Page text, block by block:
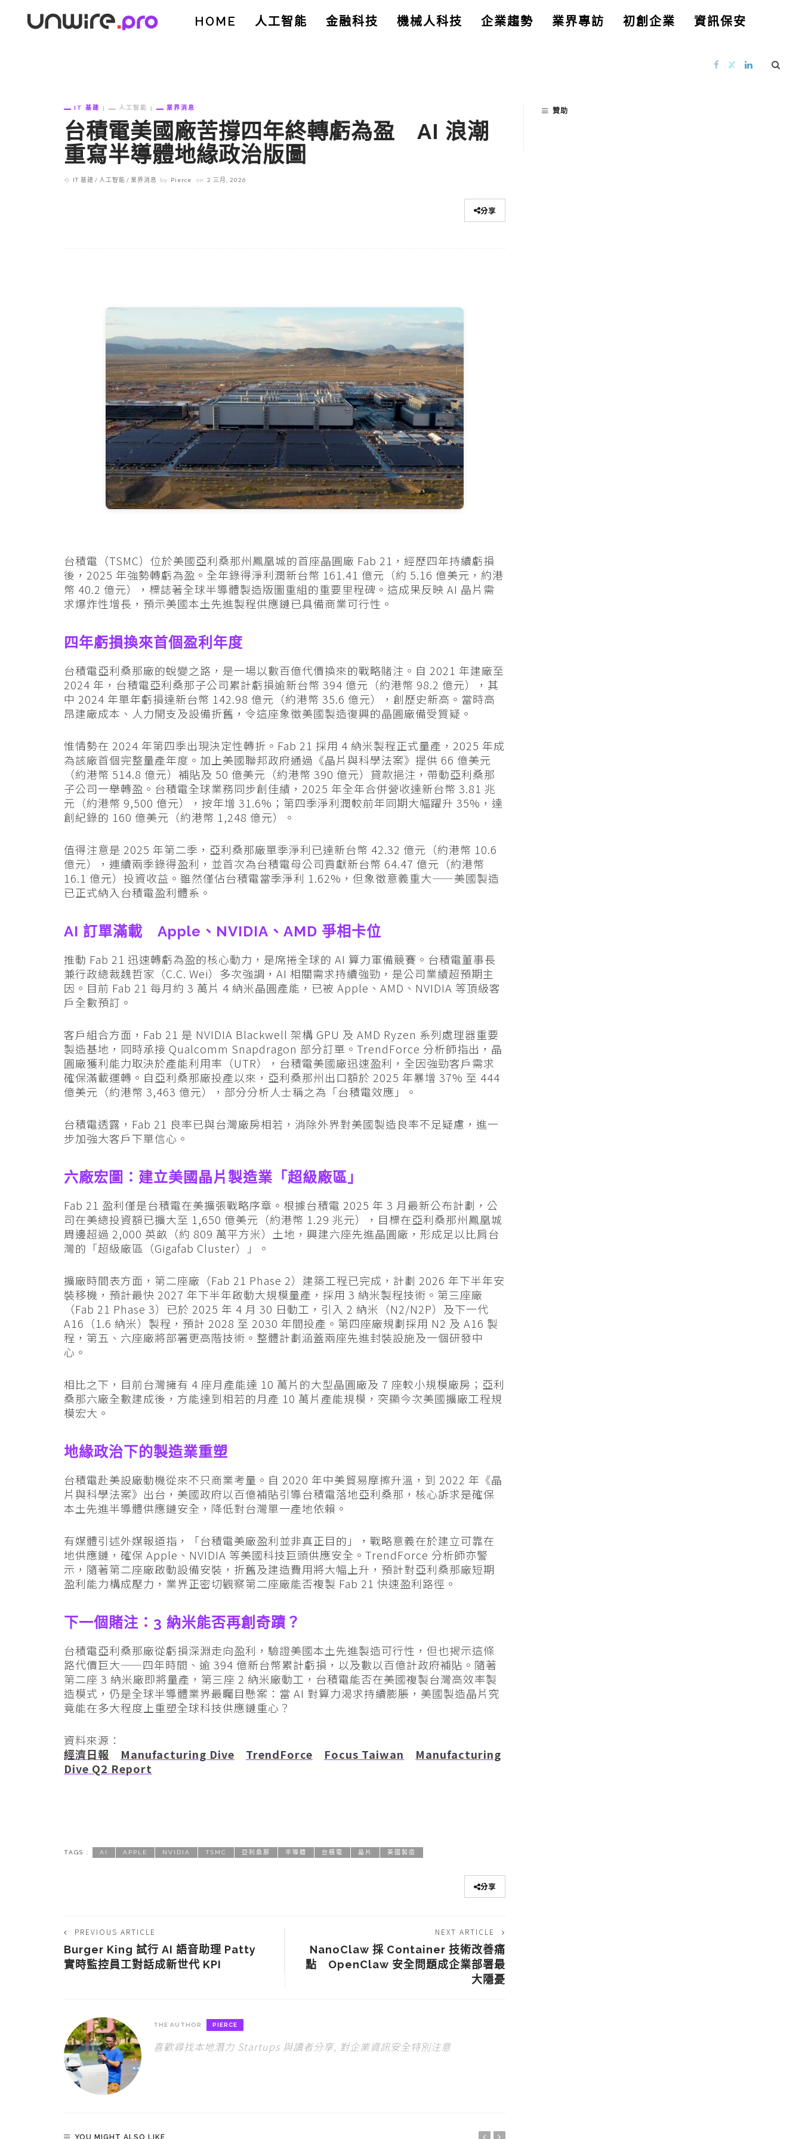
HOME 人工智能 金融科技 機械人科技 企業趨勢 業界專訪 初創企業 資訊保安
IT 基建 人工智能 業界消息
台積電美國廠苦撐四年終轉虧為盈 AI 浪潮
重寫半導體地緣政治版圖
IT 基建 人工智能 業界消息 by Pierce on 2 三月, 2026
分享
台積電（TSMC）位於美國亞利桑那州鳳凰城的首座晶圓廠 Fab 21，經歷四年持續虧損
後，2025 年強勢轉虧為盈。全年錄得淨利潤新台幣 161.41 億元（約 5.16 億美元，約港
幣 40.2 億元），標誌著全球半導體製造版圖重組的重要里程碑。這成果反映 AI 晶片需
求爆炸性增長，預示美國本土先進製程供應鏈已具備商業可行性。
四年虧損換來首個盈利年度
台積電亞利桑那廠的蛻變之路，是一場以數百億代價換來的戰略賭注。自 2021 年建廠至
2024 年，台積電亞利桑那子公司累計虧損逾新台幣 394 億元（約港幣 98.2 億元），其
中 2024 年單年虧損達新台幣 142.98 億元（約港幣 35.6 億元），創歷史新高。當時高
昂建廠成本、人力開支及設備折舊，令這座象徵美國製造復興的晶圓廠備受質疑。
惟情勢在 2024 年第四季出現決定性轉折。Fab 21 採用 4 納米製程正式量產，2025 年成
為該廠首個完整量產年度。加上美國聯邦政府通過《晶片與科學法案》提供 66 億美元
（約港幣 514.8 億元）補貼及 50 億美元（約港幣 390 億元）貸款挹注，帶動亞利桑那
子公司一舉轉盈。台積電全球業務同步創佳績，2025 年全年合併營收達新台幣 3.81 兆
元（約港幣 9,500 億元），按年增 31.6%；第四季淨利潤較前年同期大幅躍升 35%，達
創紀錄的 160 億美元（約港幣 1,248 億元）。
值得注意是 2025 年第二季，亞利桑那廠單季淨利已達新台幣 42.32 億元（約港幣 10.6
億元），連續兩季錄得盈利，並首次為台積電母公司貢獻新台幣 64.47 億元（約港幣
16.1 億元）投資收益。雖然僅佔台積電當季淨利 1.62%，但象徵意義重大——美國製造
已正式納入台積電盈利體系。
AI 訂單滿載 Apple、NVIDIA、AMD 爭相卡位
推動 Fab 21 迅速轉虧為盈的核心動力，是席捲全球的 AI 算力軍備競賽。台積電董事長
兼行政總裁魏哲家（C.C. Wei）多次強調，AI 相關需求持續強勁，是公司業績超預期主
因。目前 Fab 21 每月約 3 萬片 4 納米晶圓產能，已被 Apple、AMD、NVIDIA 等頂級客
戶全數預訂。
客戶組合方面，Fab 21 是 NVIDIA Blackwell 架構 GPU 及 AMD Ryzen 系列處理器重要
製造基地，同時承接 Qualcomm Snapdragon 部分訂單。TrendForce 分析師指出，晶
圓廠獲利能力取決於產能利用率（UTR），台積電美國廠迅速盈利，全因強勁客戶需求
確保滿載運轉。自亞利桑那廠投產以來，亞利桑那州出口額於 2025 年暴增 37% 至 444
億美元（約港幣 3,463 億元），部分分析人士稱之為「台積電效應」。
台積電透露，Fab 21 良率已與台灣廠房相若，消除外界對美國製造良率不足疑慮，進一
步加強大客戶下單信心。
六廠宏圖：建立美國晶片製造業「超級廠區」
Fab 21 盈利僅是台積電在美擴張戰略序章。根據台積電 2025 年 3 月最新公布計劃，公
司在美總投資額已擴大至 1,650 億美元（約港幣 1.29 兆元），目標在亞利桑那州鳳凰城
周邊超過 2,000 英畝（約 809 萬平方米）土地，興建六座先進晶圓廠，形成足以比肩台
灣的「超級廠區（Gigafab Cluster）」。
擴廠時間表方面，第二座廠（Fab 21 Phase 2）建築工程已完成，計劃 2026 年下半年安
裝移機，預計最快 2027 年下半年啟動大規模量產，採用 3 納米製程技術。第三座廠
（Fab 21 Phase 3）已於 2025 年 4 月 30 日動工，引入 2 納米（N2/N2P）及下一代
A16（1.6 納米）製程，預計 2028 至 2030 年間投產。第四座廠規劃採用 N2 及 A16 製
程，第五、六座廠將部署更高階技術。整體計劃涵蓋兩座先進封裝設施及一個研發中
心。
相比之下，目前台灣擁有 4 座月產能達 10 萬片的大型晶圓廠及 7 座較小規模廠房；亞利
桑那六廠全數建成後，方能達到相若的月產 10 萬片產能規模，突顯今次美國擴廠工程規
模宏大。
地緣政治下的製造業重塑
台積電赴美設廠動機從來不只商業考量。自 2020 年中美貿易摩擦升溫，到 2022 年《晶
片與科學法案》出台，美國政府以百億補貼引導台積電落地亞利桑那，核心訴求是確保
本土先進半導體供應鏈安全，降低對台灣單一產地依賴。
有媒體引述外媒報道指，「台積電美廠盈利並非真正目的」，戰略意義在於建立可靠在
地供應鏈，確保 Apple、NVIDIA 等美國科技巨頭供應安全。TrendForce 分析師亦警
示，隨著第二座廠啟動設備安裝，折舊及建造費用將大幅上升，預計對亞利桑那廠短期
盈利能力構成壓力，業界正密切觀察第二座廠能否複製 Fab 21 快速盈利路徑。
下一個賭注：3 納米能否再創奇蹟？
台積電亞利桑那廠從虧損深淵走向盈利，驗證美國本土先進製造可行性，但也揭示這條
路代價巨大——四年時間、逾 394 億新台幣累計虧損，以及數以百億計政府補貼。隨著
第二座 3 納米廠即將量產，第三座 2 納米廠動工，台積電能否在美國複製台灣高效率製
造模式，仍是全球半導體業界最矚目懸案：當 AI 對算力渴求持續膨脹，美國製造晶片究
竟能在多大程度上重塑全球科技供應鏈重心？
資料來源：
經濟日報
Manufacturing Dive TrendForce Focus Taiwan
Manufacturing
Dive Q2 Report
TAGS : AI APPLE NVIDIA TSMC 亞利桑那 半導體 台積電 晶片 美國製造
分享
PREVIOUS ARTICLE
Burger King 試行 AI 語音助理 Patty
實時監控員工對話成新世代 KPI
NEXT ARTICLE
NanoClaw 採 Container 技術改善痛
點 OpenClaw 安全問題成企業部署最
大隱憂
THE AUTHOR PIERCE
喜歡尋找本地潛力 Startups 與讀者分享, 對企業資訊安全特別注意
贊助